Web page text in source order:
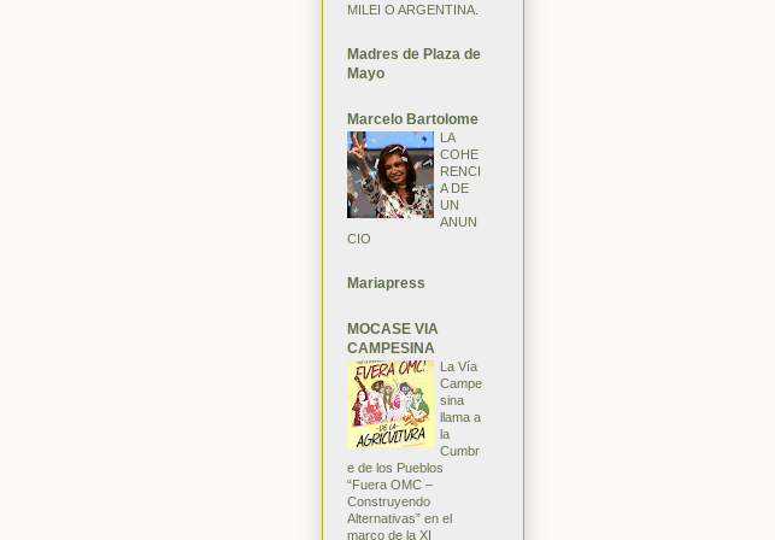
MILEI O ARGENTINA.
Madres de Plaza de
Mayo
Marcelo Bartolome
LA
COHE
RENCI
A DE
UN
ANUN
CIO
Mariapress
MOCASE VIA
CAMPESINA
La Vía
Campe
sina
llama a
la
Cumbr
e de los Pueblos
“Fuera OMC –
Construyendo
Alternativas” en el
marco de la XI